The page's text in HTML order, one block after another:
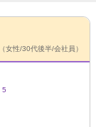
（女性/30代後半/会社員）
5